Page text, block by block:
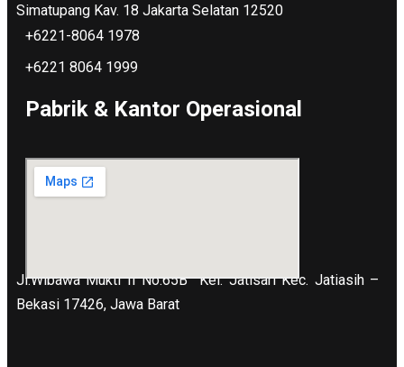
Simatupang Kav. 18 Jakarta Selatan 12520
+6221-8064 1978
+6221 8064 1999
Pabrik & Kantor Operasional
Jl.Wibawa Mukti II No.65B
Kel. Jatisari Kec. Jatiasih –
Bekasi 17426, Jawa Barat